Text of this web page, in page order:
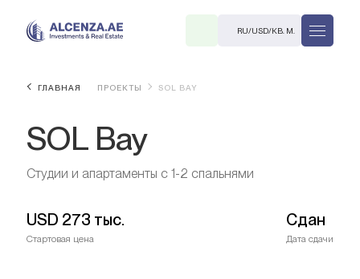
RU/USD/КВ. М.
ГЛАВНАЯ ПРОЕКТЫ SOL BAY
SOL Bay
Студии и апартаменты с 1-2 спальнями
USD 273 тыс.
Стартовая цена
Сдан
Дата сдачи